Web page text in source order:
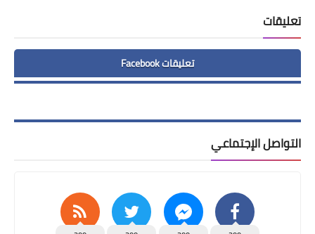
تعليقات
تعليقات Facebook
التواصل الإجتماعي